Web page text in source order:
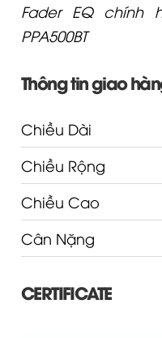
Fader EQ chính
PPA500BT
Thông tin giao
Chiều Dài
Chiều Rộng
Chiều Cao
Cân Nặng
CERTIFICATE